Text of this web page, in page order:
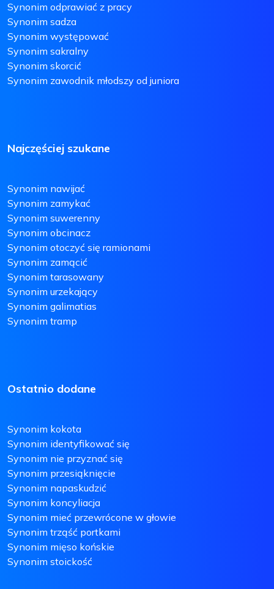
Synonim odprawiać z pracy
Synonim sadza
Synonim występować
Synonim sakralny
Synonim skorcić
Synonim zawodnik młodszy od juniora
Najczęściej szukane
Synonim nawijać
Synonim zamykać
Synonim suwerenny
Synonim obcinacz
Synonim otoczyć się ramionami
Synonim zamącić
Synonim tarasowany
Synonim urzekający
Synonim galimatias
Synonim tramp
Ostatnio dodane
Synonim kokota
Synonim identyfikować się
Synonim nie przyznać się
Synonim przesiąknięcie
Synonim napaskudzić
Synonim koncyliacja
Synonim mieć przewrócone w głowie
Synonim trząść portkami
Synonim mięso końskie
Synonim stoickość